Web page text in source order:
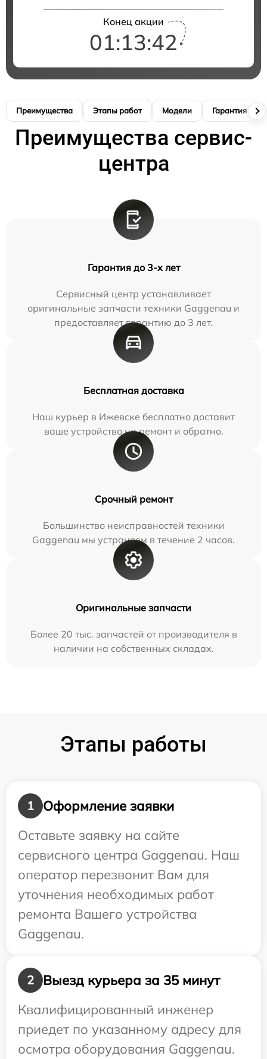
Конец акции
01:13:41
Преимущества Этапы работ Модели Гарантия
Преимущества сервис-
центра
Гарантия до 3-х лет
Сервисный центр устанавливает
оригинальные запчасти техники Gaggenau и
предоставляет гарантию до 3 лет.
Бесплатная доставка
Наш курьер в Ижевске бесплатно доставит
ваше устройство на ремонт и обратно.
Срочный ремонт
Большинство неисправностей техники
Gaggenau мы устраняем в течение 2 часов.
Оригинальные запчасти
Более 20 тыс. запчастей от производителя в
наличии на собственных складах.
Этапы работы
1
Оформление заявки
Оставьте заявку на сайте
сервисного центра Gaggenau. Наш
оператор перезвонит Вам для
уточнения необходимых работ
ремонта Вашего устройства
Gaggenau.
2
Выезд курьера за 35 минут
Квалифицированный инженер
приедет по указанному адресу для
осмотра оборудования Gaggenau.